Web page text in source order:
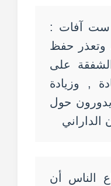
ست آفات :
وتعذر حفظ
على
, وزيادة
يدورون حول
الداراني
الناس أن